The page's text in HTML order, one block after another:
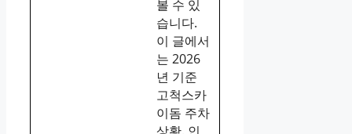
볼 수 있
습니다.
이 글에서
는 2026
년 기준
고척스카
이돔 주차